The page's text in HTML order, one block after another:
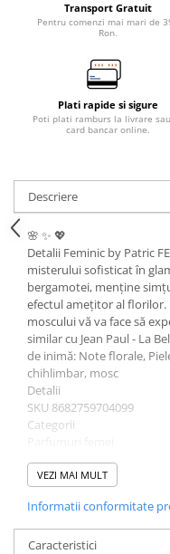
Transport Gratuit
Pentru comenzi mai mari de
Ron.
Plati rapide si sigure
Poti plati ramburs la livrare
card bancar online.
Descriere
🌸 ✨ 💖
Detalii Feminic by Patric
misterului sofisticat în
bergamotei, menține
efectul amețitor al florilor.
moscului vă va face să
similar cu Jean Paul - La
de inimă: Note florale,
chihlimbar, mosc
Detalii
SKU 8682759704099
Categorii
Greutate 0.6 kg
Brand
Tip produs
Femei
Comanda acum si lasa-te
VEZI MAI MULT
Informatii conformitate
Caracteristici